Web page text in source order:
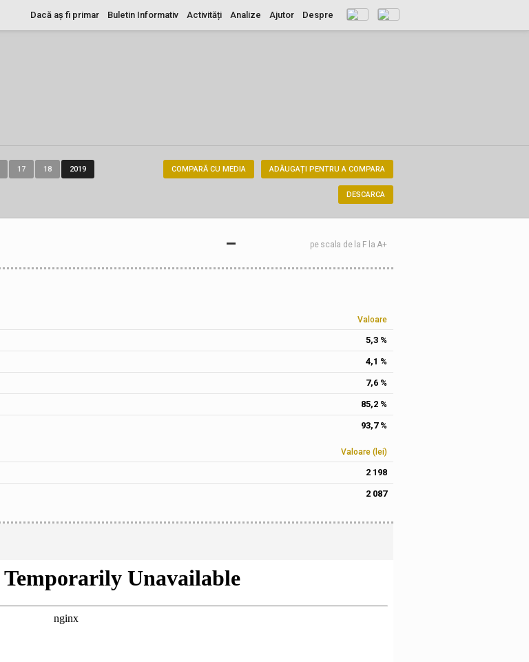
Despre
Ajutor
Analize
Activități
Buletin Informativ
Dacă aș fi primar
17 18 2019 ADĂUGAȚI PENTRU A COMPARA
COMPARĂ CU MEDIA
DESCARCA
– pe scala de la F la A+
Valoare
5,3 %
4,1 %
7,6 %
85,2 %
93,7 %
Valoare (lei)
2 198
2 087